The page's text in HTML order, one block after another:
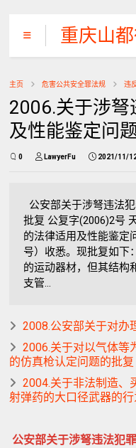
重庆山
所
主页 危害公共安全罪法规 违
2006.关于涉弩
及性能鉴定问
0 LawyerFu 2021/11/
公安部关于涉弩违法
批复 公复字(2006)2号
的法律适用及性能鉴定
号）收悉。现批复如下
的运动器材，但其结构
支管...
2008.公安部关于对办
2006.关于对以气体等
的仿真枪认定问题的批复
2004.关于非法制造、
射弹药的大口径武器的
公安部关于涉弩违法犯